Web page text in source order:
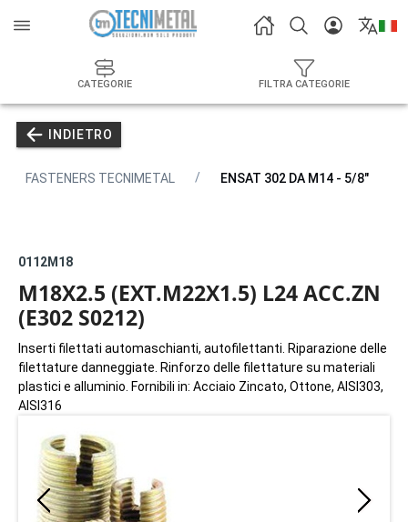
CATEGORIE FILTRA CATEGORIE
INDIETRO
FASTENERS TECNIMETAL ENSAT 302 DA M14 - 5/8"
0112M18
M18X2.5 (EXT.M22X1.5) L24 ACC.ZN
(E302 S0212)
Inserti filettati automaschianti, autofilettanti. Riparazione delle
filettature danneggiate. Rinforzo delle filettature su materiali
plastici e alluminio. Fornibili in: Acciaio Zincato, Ottone, AISI303,
AISI316